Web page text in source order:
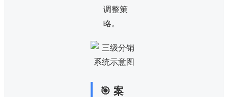
调整策
略。
🎯 案